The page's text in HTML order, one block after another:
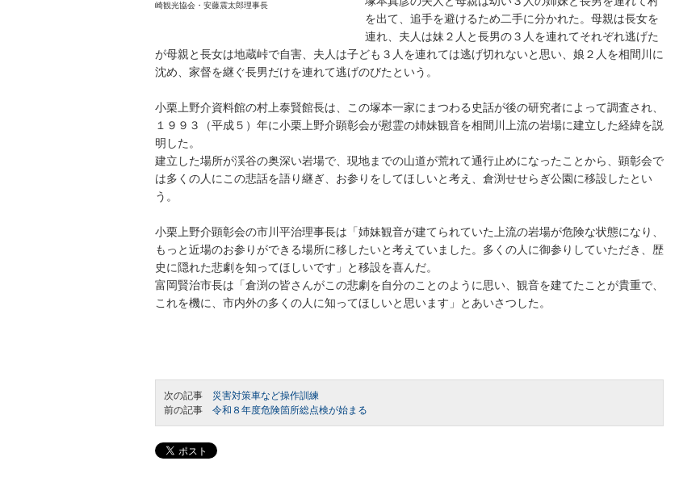
崎観光協会・安藤震太郎理事長
を出て、追手を避けるため二手に分かれた。母親は長女を
連れ、夫人は妹２人と長男の３人を連れてそれぞれ逃げた
が母親と長女は地蔵峠で自害、夫人は子ども３人を連れては逃げ切れないと思い、娘２人を相間川に
沈め、家督を継ぐ長男だけを連れて逃げのびたという。
小栗上野介資料館の村上泰賢館長は、この塚本一家にまつわる史話が後の研究者によって調査され、
１９９３（平成５）年に小栗上野介顕彰会が慰霊の姉妹観音を相間川上流の岩場に建立した経緯を説
明した。
建立した場所が渓谷の奥深い岩場で、現地までの山道が荒れて通行止めになったことから、顕彰会で
は多くの人にこの悲話を語り継ぎ、お参りをしてほしいと考え、倉渕せせらぎ公園に移設したとい
う。
小栗上野介顕彰会の市川平治理事長は「姉妹観音が建てられていた上流の岩場が危険な状態になり、
もっと近場のお参りができる場所に移したいと考えていました。多くの人に御参りしていただき、歴
史に隠れた悲劇を知ってほしいです」と移設を喜んだ。
富岡賢治市長は「倉渕の皆さんがこの悲劇を自分のことのように思い、観音を建てたことが貴重で、
これを機に、市内外の多くの人に知ってほしいと思います」とあいさつした。
次の記事 災害対策車など操作訓練
前の記事 令和８年度危険箇所総点検が始まる